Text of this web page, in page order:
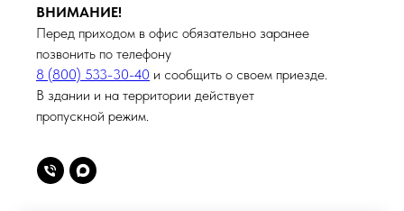
ВНИМАНИЕ!
Перед приходом в офис обязательно заранее
позвонить по телефону
8 (800) 533-30-40 и сообщить о своем приезде.
В здании и на территории действует
пропускной режим.